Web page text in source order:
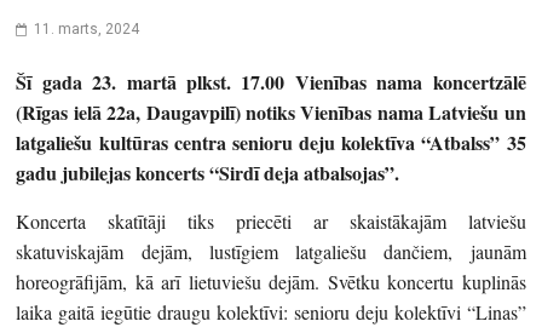
11. marts, 2024
Šī gada 23. martā plkst. 17.00 Vienības nama koncertzālē
(Rīgas ielā 22a, Daugavpilī) notiks Vienības nama Latviešu un
latgaliešu kultūras centra senioru deju kolektīva “Atbalss” 35
gadu jubilejas koncerts “Sirdī deja atbalsojas”.
Koncerta skatītāji tiks priecēti ar skaistākajām latviešu
skatuviskajām dejām, lustīgiem latgaliešu dančiem, jaunām
horeogrāfijām, kā arī lietuviešu dejām. Svētku koncertu kuplinās
laika gaitā iegūtie draugu kolektīvi: senioru deju kolektīvi “Linas”